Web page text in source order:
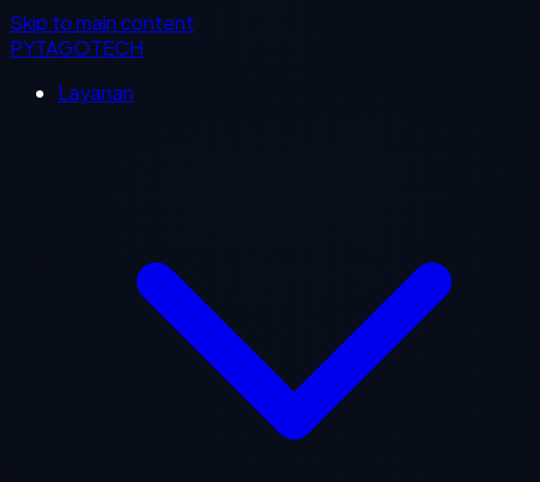
Skip to main content
PYTAGOTECH
Layanan